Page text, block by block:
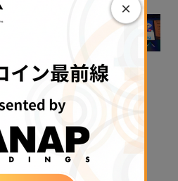
Earn」と
ンCEOイン
読みたい厳
ることには成功して
今作ろうとしている
×